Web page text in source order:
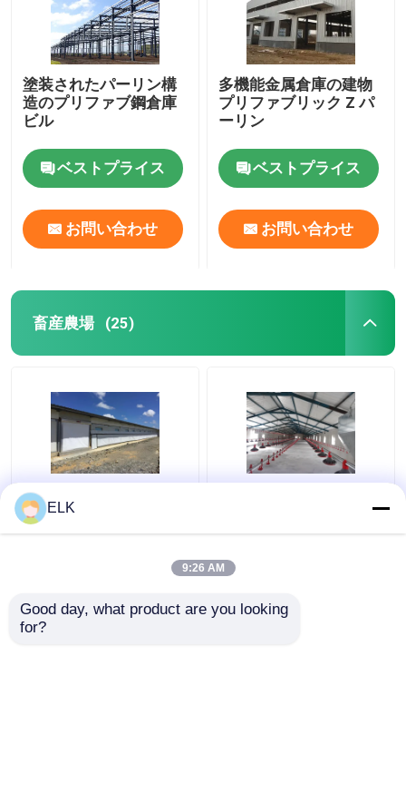
塗装されたパーリン構
造のプリファブ鋼倉庫
ビル
ベストプライス
お問い合わせ
多機能金属倉庫の建物
プリファブリック Z パ
ーリン
ベストプライス
お問い合わせ
畜産農場 (25)
ISO 家畜農場 プリファ
ブリック 鉄鋼構造 家禽
H セクション 鉄鋼 商用
ELK
9:26 AM
Good day, what product are you looking
for?